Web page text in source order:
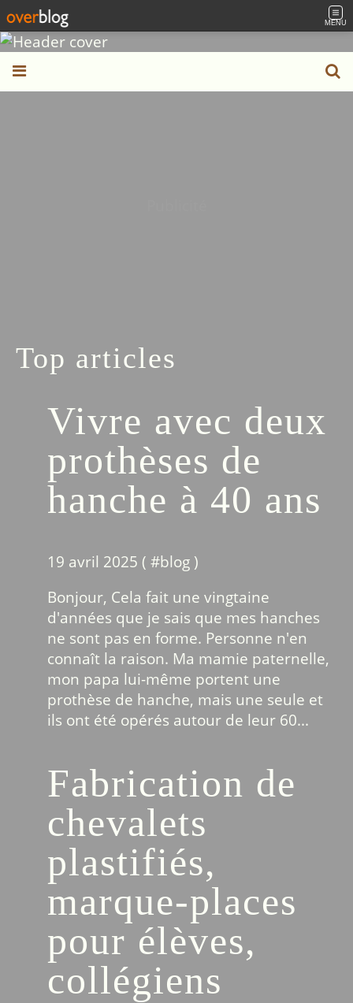
MENU
Top articles
Vivre avec deux
prothèses de
hanche à 40 ans
19 avril 2025 ( #blog )
Bonjour, Cela fait une vingtaine
d'années que je sais que mes hanches
ne sont pas en forme. Personne n'en
connaît la raison. Ma mamie paternelle,
mon papa lui-même portent une
prothèse de hanche, mais une seule et
ils ont été opérés autour de leur 60...
Fabrication de
chevalets
plastifiés,
marque-places
pour élèves,
collégiens